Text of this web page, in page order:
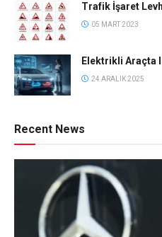
Trafik İşaret
05 MART 2023
Elektrikli Araçta
24 ARALIK 2025
Recent News